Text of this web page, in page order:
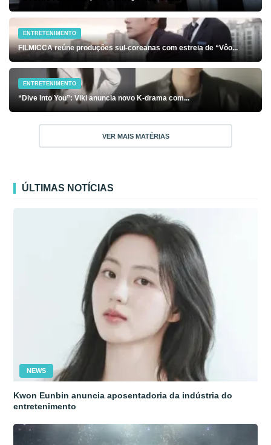
ENTRETENIMENTO
FILMICCA reúne produções sul-coreanas com estreia de “Vôo...
ENTRETENIMENTO
“Dive Into You”: Viki anuncia novo K-drama com...
VER MAIS MATÉRIAS
ÚLTIMAS NOTÍCIAS
NEWS
Kwon Eunbin anuncia aposentadoria da indústria do
entretenimento